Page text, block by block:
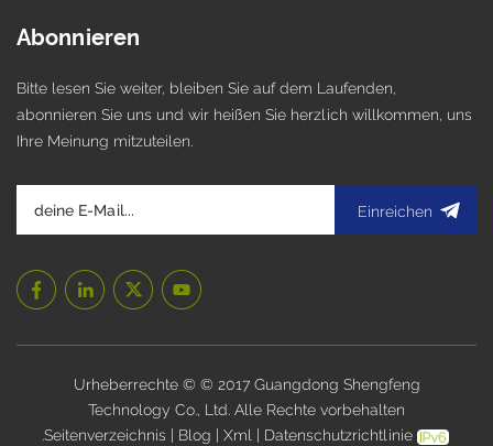
Abonnieren
Bitte lesen Sie weiter, bleiben Sie auf dem Laufenden,
abonnieren Sie uns und wir heißen Sie herzlich willkommen, uns
Ihre Meinung mitzuteilen.
Einreichen
Urheberrechte © © 2017 Guangdong Shengfeng
Technology Co., Ltd. Alle Rechte vorbehalten
.Seitenverzeichnis Blog Xml| Datenschutzrichtlinie